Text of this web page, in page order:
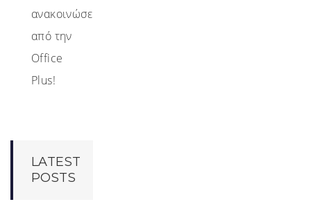
ανακοινώσεις
από την
Office
Plus!
LATEST
POSTS